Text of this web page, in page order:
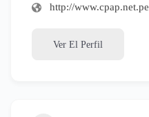
http://www.cpap.net.pe
Ver El Perfil